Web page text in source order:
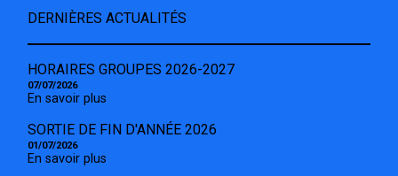
DERNIÈRES ACTUALITÉS
HORAIRES GROUPES 2026-2027
07/07/2026
En savoir plus
SORTIE DE FIN D'ANNÉE 2026
01/07/2026
En savoir plus